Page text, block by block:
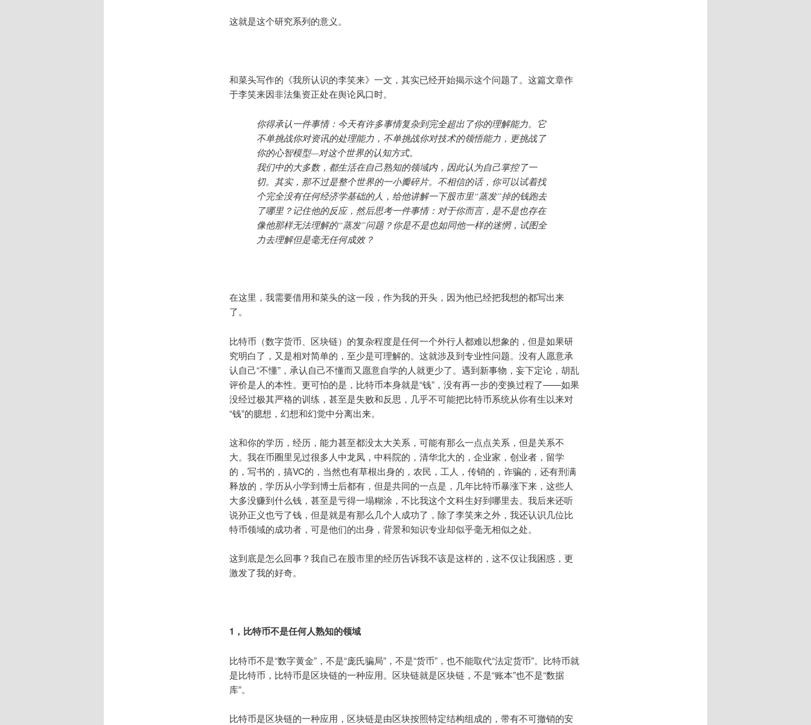
这就是这个研究系列的意义。
和菜头写作的《我所认识的李笑来》一文，其实已经开始揭示这个问题了。这篇文章作
于李笑来因非法集资正处在舆论风口时。
你得承认一件事情：今天有许多事情复杂到完全超出了你的理解能力。它
不单挑战你对资讯的处理能力，不单挑战你对技术的领悟能力，更挑战了
你的心智模型—对这个世界的认知方式。
我们中的大多数，都生活在自己熟知的领域内，因此认为自己掌控了一
切。其实，那不过是整个世界的一小瓣碎片。不相信的话，你可以试着找
个完全没有任何经济学基础的人，给他讲解一下股市里“蒸发”掉的钱跑去
了哪里？记住他的反应，然后思考一件事情：对于你而言，是不是也存在
像他那样无法理解的“蒸发”问题？你是不是也如同他一样的迷惘，试图全
力去理解但是毫无任何成效？
在这里，我需要借用和菜头的这一段，作为我的开头，因为他已经把我想的都写出来
了。
比特币（数字货币、区块链）的复杂程度是任何一个外行人都难以想象的，但是如果研
究明白了，又是相对简单的，至少是可理解的。这就涉及到专业性问题。没有人愿意承
认自己“不懂”，承认自己不懂而又愿意自学的人就更少了。遇到新事物，妄下定论，胡乱
评价是人的本性。更可怕的是，比特币本身就是“钱”，没有再一步的变换过程了——如果
没经过极其严格的训练，甚至是失败和反思，几乎不可能把比特币系统从你有生以来对
“钱”的臆想，幻想和幻觉中分离出来。
这和你的学历，经历，能力甚至都没太大关系，可能有那么一点点关系，但是关系不
大。我在币圈里见过很多人中龙凤，中科院的，清华北大的，企业家，创业者，留学
的，写书的，搞VC的，当然也有草根出身的，农民，工人，传销的，诈骗的，还有刑满
释放的，学历从小学到博士后都有，但是共同的一点是，几年比特币暴涨下来，这些人
大多没赚到什么钱，甚至是亏得一塌糊涂，不比我这个文科生好到哪里去。我后来还听
说孙正义也亏了钱，但是就是有那么几个人成功了，除了李笑来之外，我还认识几位比
特币领域的成功者，可是他们的出身，背景和知识专业却似乎毫无相似之处。
这到底是怎么回事？我自己在股市里的经历告诉我不该是这样的，这不仅让我困惑，更
激发了我的好奇。
1，比特币不是任何人熟知的领域
比特币不是“数字黄金”，不是“庞氏骗局”，不是“货币”，也不能取代“法定货币”。比特币就
是比特币，比特币是区块链的一种应用。区块链就是区块链，不是“账本”也不是“数据
库”。
比特币是区块链的一种应用，区块链是由区块按照特定结构组成的，带有不可撤销的安